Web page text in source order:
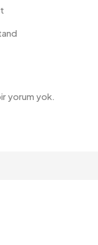
yorum yok.